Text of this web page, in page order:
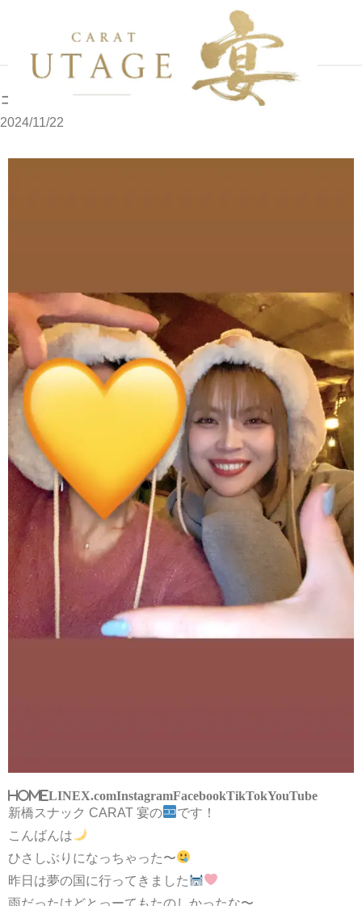
ホーム 写メブログ ココです
ココです
2024/11/22
HOMELINEX.comInstagramFacebookTikTokYouTube
新橋スナック CARAT 宴の
です！
こんばんは
ひさしぶりになっちゃった〜
昨日は夢の国に行ってきました
雨だったけどとっーてもたのしかったな〜